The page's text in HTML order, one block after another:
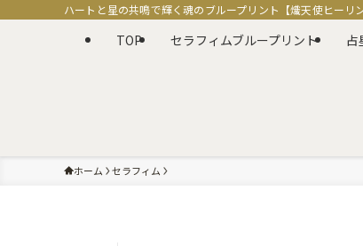
ハートと星の共鳴で輝く魂のブループリント【熾天使ヒーリ
TOP セラフィムブループリント 占
ホーム セラフィム